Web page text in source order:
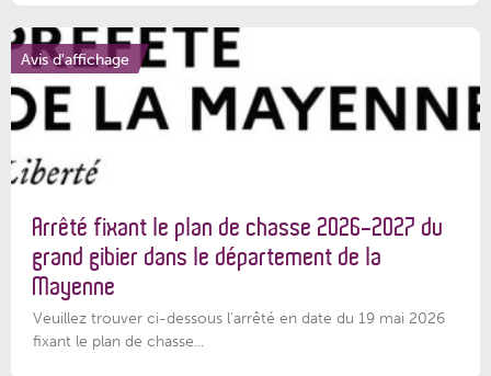
Avis d'affichage
Arrêté fixant le plan de chasse 2026-2027 du
grand gibier dans le département de la
Mayenne
Veuillez trouver ci-dessous l’arrêté en date du 19 mai 2026
fixant le plan de chasse...